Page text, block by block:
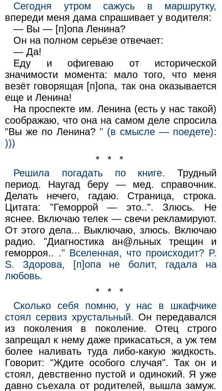
Сегодня утром сажусь в маршрутку,
впереди меня дама спрашивает у водителя:
— Вы — [п]опа Ленина?
Он на полном серьёзе отвечает:
— Да!
Еду и офигеваю от исторической
значимости момента: мало того, что меня
везёт говорящая [п]опа, так она оказывается
еще и Ленина!
На проспекте им. Ленина (есть у нас такой)
соображаю, что она на самом деле спросила
"Вы же по Ленина? " (в смысле — поедете):
)))
* * *
Решила погадать по книге.
Трудный
период. Наугад беру — мед. справочник.
Делать нечего, гадаю. Страница, строка.
Цитата: "Геморрой — это..". Злюсь. Не
яснее. Включаю телек — свечи рекламируют.
От этого дела... Выключаю, злюсь. Включаю
радио. "Диагностика aн@льных трещин и
геморроя.. ." Вселенная, что происходит? P.
S. Здорова, [п]опа не болит, гадала на
любовь.
* * *
Сколько себя помню, у нас в шкафчике
стоял сервиз хрустальный. Он передавался
из поколения в поколение. Отец строго
запрещал к нему даже прикасаться, а уж тем
более наливать туда либо-какую жидкость.
Говорит: "Ждите особого случая". Так он и
стоял, девственно пустой и одинокий. Я уже
давно съехала от родителей, вышла замуж.